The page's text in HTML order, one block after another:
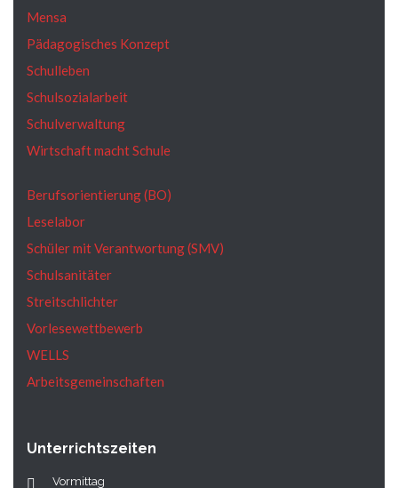
Mensa
Pädagogisches Konzept
Schulleben
Schulsozialarbeit
Schulverwaltung
Wirtschaft macht Schule
Berufsorientierung (BO)
Leselabor
Schüler mit Verantwortung (SMV)
Schulsanitäter
Streitschlichter
Vorlesewettbewerb
WELLS
Arbeitsgemeinschaften
Unterrichtszeiten
Vormittag